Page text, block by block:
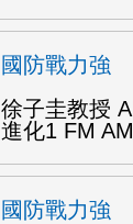
國防戰力強
徐子圭教授
進化1 FM AM
國防戰力強